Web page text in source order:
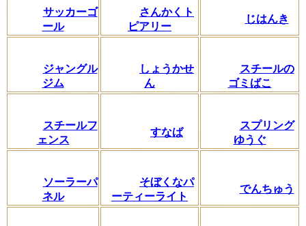
サッカーゴ
ール
さんかくト
ピアリー
じはんき
ジャングル
ジム
しょうかせ
ん
スチールの
ゴミばこ
スチールフ
ェンス
すなば
スプリング
ゆうぐ
ソーラーパ
ネル
そぼくなパ
ーティーライト
でんちゅう